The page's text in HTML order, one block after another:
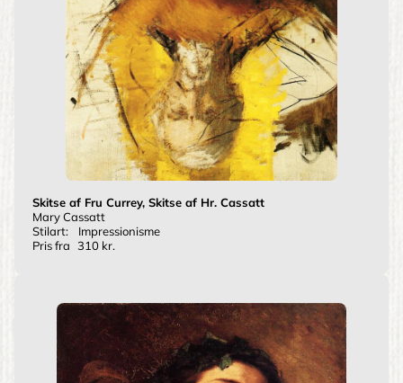
Skitse af Fru Currey, Skitse af Hr. Cassatt
Mary Cassatt
Stilart:
Impressionisme
Pris fra 310 kr.